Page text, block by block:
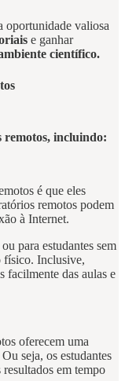
oportunidade valiosa
e ganhar
científico.
remotos, incluindo:
é que eles
remotos podem
à Internet.
ou para estudantes sem
físico. Inclusive,
facilmente das aulas e
oferecem uma
Ou seja, os estudantes
em tempo